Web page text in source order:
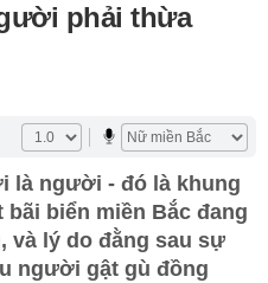
phải thừa
là người - đó là khung
biển miền Bắc đang
và lý do đằng sau sự
người gật gù đồng